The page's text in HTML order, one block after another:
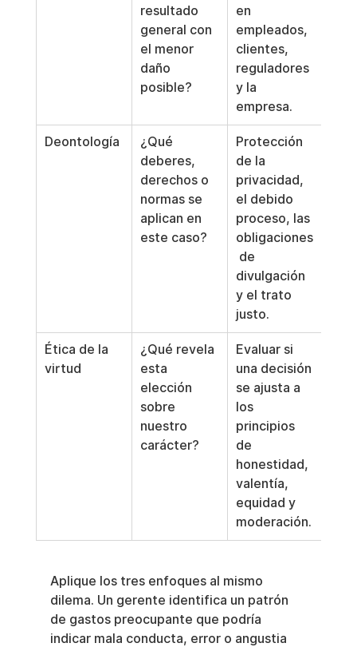
resultado
general con
el menor
daño
posible?
en
empleados,
clientes,
reguladores
y la
empresa.
Deontología
¿Qué
deberes,
derechos o
normas se
aplican en
este caso?
Protección
de la
privacidad,
el debido
proceso, las
obligaciones
de
divulgación
y el trato
justo.
Ética de la
virtud
¿Qué revela
esta
elección
sobre
nuestro
carácter?
Evaluar si
una decisión
se ajusta a
los
principios
de
honestidad,
valentía,
equidad y
moderación.
Aplique los tres enfoques al mismo
dilema. Un gerente identifica un patrón
de gastos preocupante que podría
indicar mala conducta, error o angustia